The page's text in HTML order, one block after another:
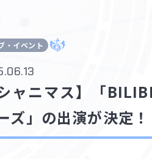
・イベント
シャニマス】「
ズ」の出演が決定！